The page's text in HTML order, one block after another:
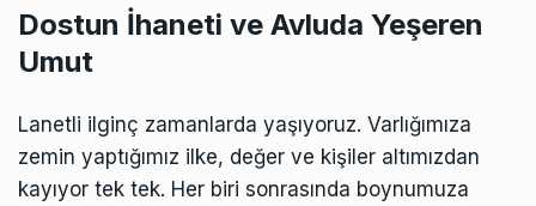
Dostun İhaneti ve Avluda Yeşeren
Umut
Lanetli ilginç zamanlarda yaşıyoruz. Varlığımıza
zemin yaptığımız ilke, değer ve kişiler altımızdan
kayıyor tek tek. Her biri sonrasında boynumuza